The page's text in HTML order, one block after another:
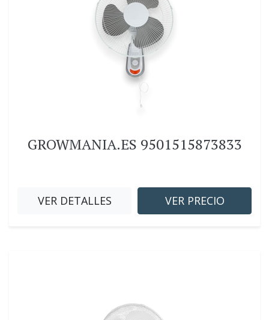
GROWMANIA.ES 9501515873833
VER DETALLES VER PRECIO